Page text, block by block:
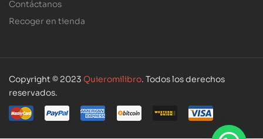
Contáctanos
Recoger en tienda
Copyright © 2023 Quieromilibro. Todos los derechos
reservados.